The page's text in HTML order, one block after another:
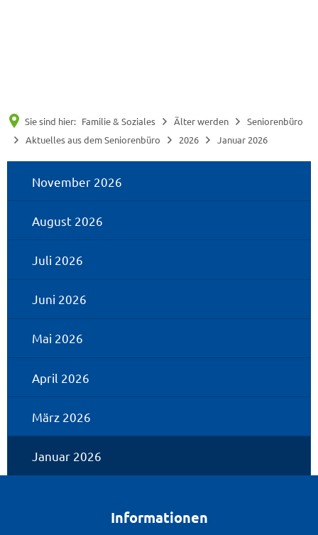
Sie sind hier: Familie & Soziales Älter werden
Seniorenbüro
Aktuelles aus dem Seniorenbüro
2026 Januar 2026
Januar
2026
November 2026
August 2026
Juli 2026
Juni 2026
Mai 2026
April 2026
März 2026
Januar 2026
Informationen